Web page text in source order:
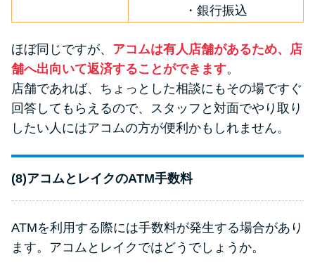
・銀行振込
ほぼ同じですが、 アコムは有人店舗があるため、店
舗へ出向いて返済することができます。
店舗であれば、ちょっとした相談にもその場ですぐ
回答してもらえるので、スタッフと対面でやり取り
したい人にはアコムの方が便利かもしれません。
(8)アコムとレイクのATM手数料
ATMを利用する際には手数料が発生する場合があり
ます。アコムとレイクではどうでしょうか。